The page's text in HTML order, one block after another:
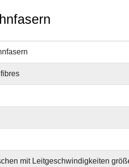
mit Leitgeschwindigkeiten